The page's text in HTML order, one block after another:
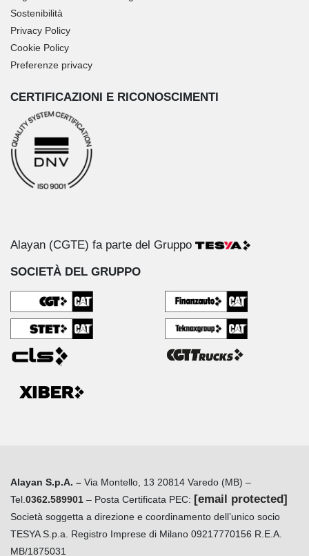
Sostenibilità
Privacy Policy
Cookie Policy
Preferenze privacy
CERTIFICAZIONI E RICONOSCIMENTI
Alayan (CGTE) fa parte del Gruppo
SOCIETÀ DEL GRUPPO
Alayan S.p.A. – Via Montello, 13 20814 Varedo (MB) –
Tel.0362.589901 – Posta Certificata PEC: [email protected]
Società soggetta a direzione e coordinamento dell’unico socio
TESYA S.p.a. Registro Imprese di Milano 09217770156 R.E.A.
MB/1875031